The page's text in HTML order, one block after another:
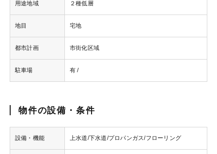
用途地域 ２種低層
地目 宅地
都市計画 市街化区域
駐車場 有 /
物件の設備・条件
設備・機能 上水道/下水道/プロパンガス/フローリング